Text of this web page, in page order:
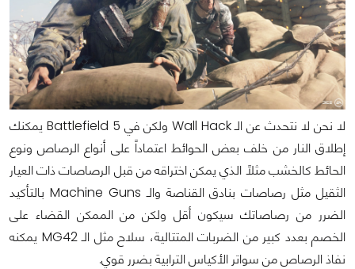
لا نحن لا نتحدث عن الـ Wall Hack ولكن في Battlefield 5 يمكنك
إطلاق النار من خلف بعض الحوائط اعتماداً على أنواع الرصاص ونوع
الحائط كالخشب مثلاً الذي يمكن اختراقه من قبل الرصاصات ذات العيار
الثقيل مثل رصاصات بنادق القناصة والـ Machine Guns بالتأكيد
الضرر من رصاصاتك سيكون أقل ولكن من الممكن القضاء على
الخصم بعدد كبير من الضربات المتتالية، سلاح مثل الـ MG42 يمكنه
نفاذ الرصاص من سواتر الأكياس الترابية بضرر قوي.